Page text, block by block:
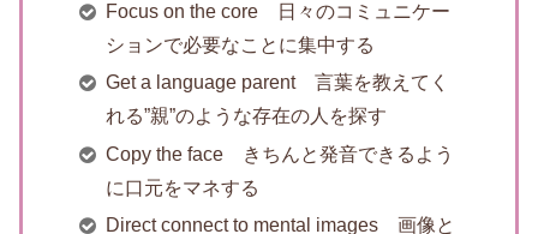
Focus on the core 日々のコミュニケー
ションで必要なことに集中する
Get a language parent 言葉を教えてく
れる”親”のような存在の人を探す
Copy the face きちんと発音できるよう
に口元をマネする
Direct connect to mental images 画像と